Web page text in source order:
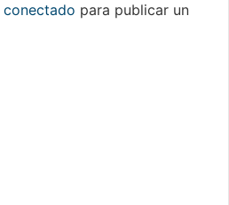
conectado para publicar un